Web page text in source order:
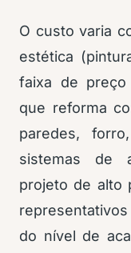
O custo varia
estética
faixa de preço
que reforma
paredes,
sistemas de
projeto de alto
do nível de